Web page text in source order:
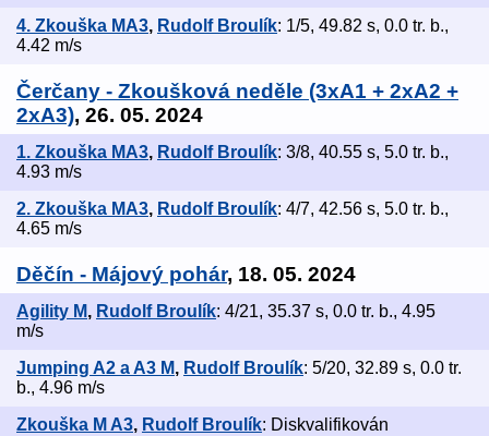
4. Zkouška MA3, Rudolf Broulík: 1/5, 49.82 s, 0.0 tr. b.,
4.42 m/s
Čerčany - Zkoušková neděle (3xA1 + 2xA2 +
2xA3), 26. 05. 2024
1. Zkouška MA3, Rudolf Broulík: 3/8, 40.55 s, 5.0 tr. b.,
4.93 m/s
2. Zkouška MA3, Rudolf Broulík: 4/7, 42.56 s, 5.0 tr. b.,
4.65 m/s
Děčín - Májový pohár, 18. 05. 2024
Agility M, Rudolf Broulík: 4/21, 35.37 s, 0.0 tr. b., 4.95
m/s
Jumping A2 a A3 M, Rudolf Broulík: 5/20, 32.89 s, 0.0 tr.
b., 4.96 m/s
Zkouška M A3, Rudolf Broulík: Diskvalifikován